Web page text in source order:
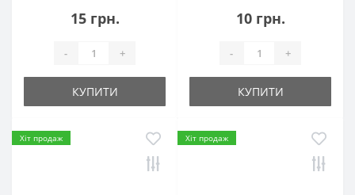
15 грн.
- +
КУПИТИ
10 грн.
- +
КУПИТИ
Хіт продаж Хіт продаж